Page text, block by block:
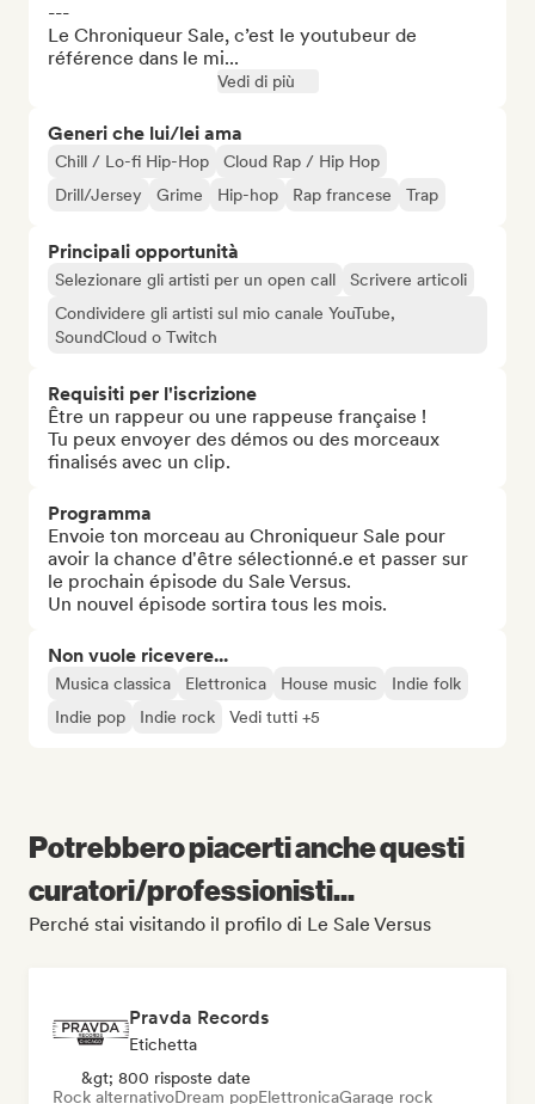
---
Le Chroniqueur Sale, c’est le youtubeur de
référence dans le mi...
Vedi di più
Generi che lui/lei ama
Chill / Lo-fi Hip-Hop
Cloud Rap / Hip Hop
Drill/Jersey
Grime Hip-hop Rap francese Trap
Principali opportunità
Selezionare gli artisti per un open call
Scrivere articoli
Condividere gli artisti sul mio canale YouTube,
SoundCloud o Twitch
Requisiti per l'iscrizione
Être un rappeur ou une rappeuse française !
Tu peux envoyer des démos ou des morceaux
finalisés avec un clip.
Programma
Envoie ton morceau au Chroniqueur Sale pour
avoir la chance d'être sélectionné.e et passer sur
le prochain épisode du Sale Versus.
Un nouvel épisode sortira tous les mois.
Non vuole ricevere...
Musica classica Elettronica House music
Indie folk
Indie pop
Indie rock Vedi tutti +5
Potrebbero piacerti anche questi
curatori/professionisti...
Perché stai visitando il profilo di Le Sale Versus
Pravda Records
Etichetta
&gt; 800 risposte date
Rock alternativoDream popElettronicaGarage rock